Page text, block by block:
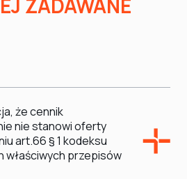
ZADAWANE
że cennik
nie stanowi oferty
art.66 § 1 kodeksu
właściwych przepisów